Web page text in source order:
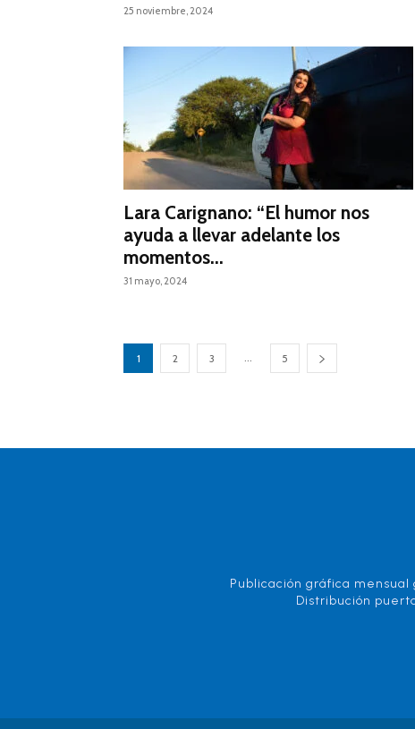
25 noviembre, 2024
Lara Carignano: “El humor nos
ayuda a llevar adelante los
momentos...
31 mayo, 2024
1 2 3 ... 5
Publicación gráfica
Distribución